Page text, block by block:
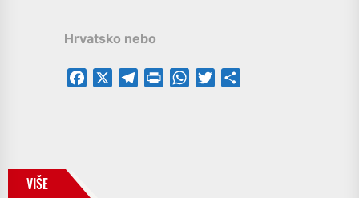
Hrvatsko nebo
Facebook TelegramPrintFriendly
WhatsApp
Twitter
VIŠE